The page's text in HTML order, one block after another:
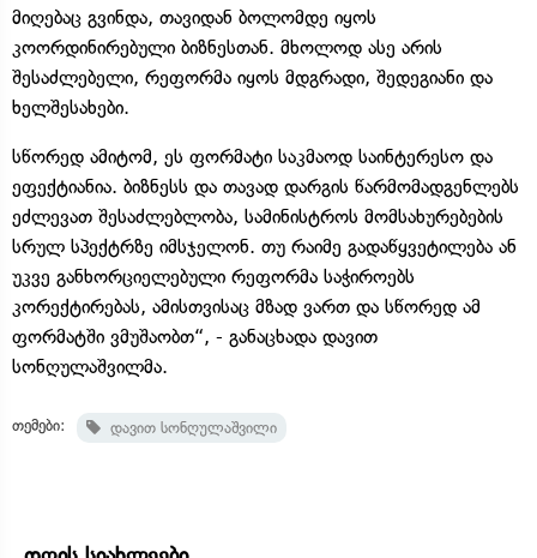
მიღებაც გვინდა, თავიდან ბოლომდე იყოს
კოორდინირებული ბიზნესთან. მხოლოდ ასე არის
შესაძლებელი, რეფორმა იყოს მდგრადი, შედეგიანი და
ხელშესახები.
სწორედ ამიტომ, ეს ფორმატი საკმაოდ საინტერესო და
ეფექტიანია. ბიზნესს და თავად დარგის წარმომადგენლებს
ეძლევათ შესაძლებლობა, სამინისტროს მომსახურებების
სრულ სპექტრზე იმსჯელონ. თუ რაიმე გადაწყვეტილება ან
უკვე განხორციელებული რეფორმა საჭიროებს
კორექტირებას, ამისთვისაც მზად ვართ და სწორედ ამ
ფორმატში ვმუშაობთ“, - განაცხადა დავით
სონღულაშვილმა.
თემები: დავით სონღულაშვილი